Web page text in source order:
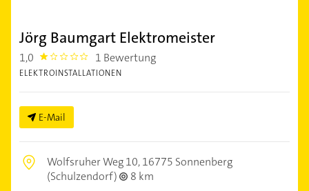
Jörg Baumgart Elektromeister
1,0 1.0 1 Bewertung
ELEKTROINSTALLATIONEN
E-Mail
Wolfsruher Weg 10,16775 Sonnenberg
(Schulzendorf)
8 km